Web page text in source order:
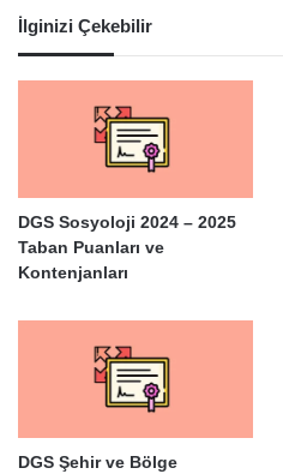
İlginizi Çekebilir
DGS Sosyoloji 2024 – 2025
Taban Puanları ve
Kontenjanları
DGS Şehir ve Bölge